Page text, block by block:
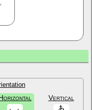
Vertical